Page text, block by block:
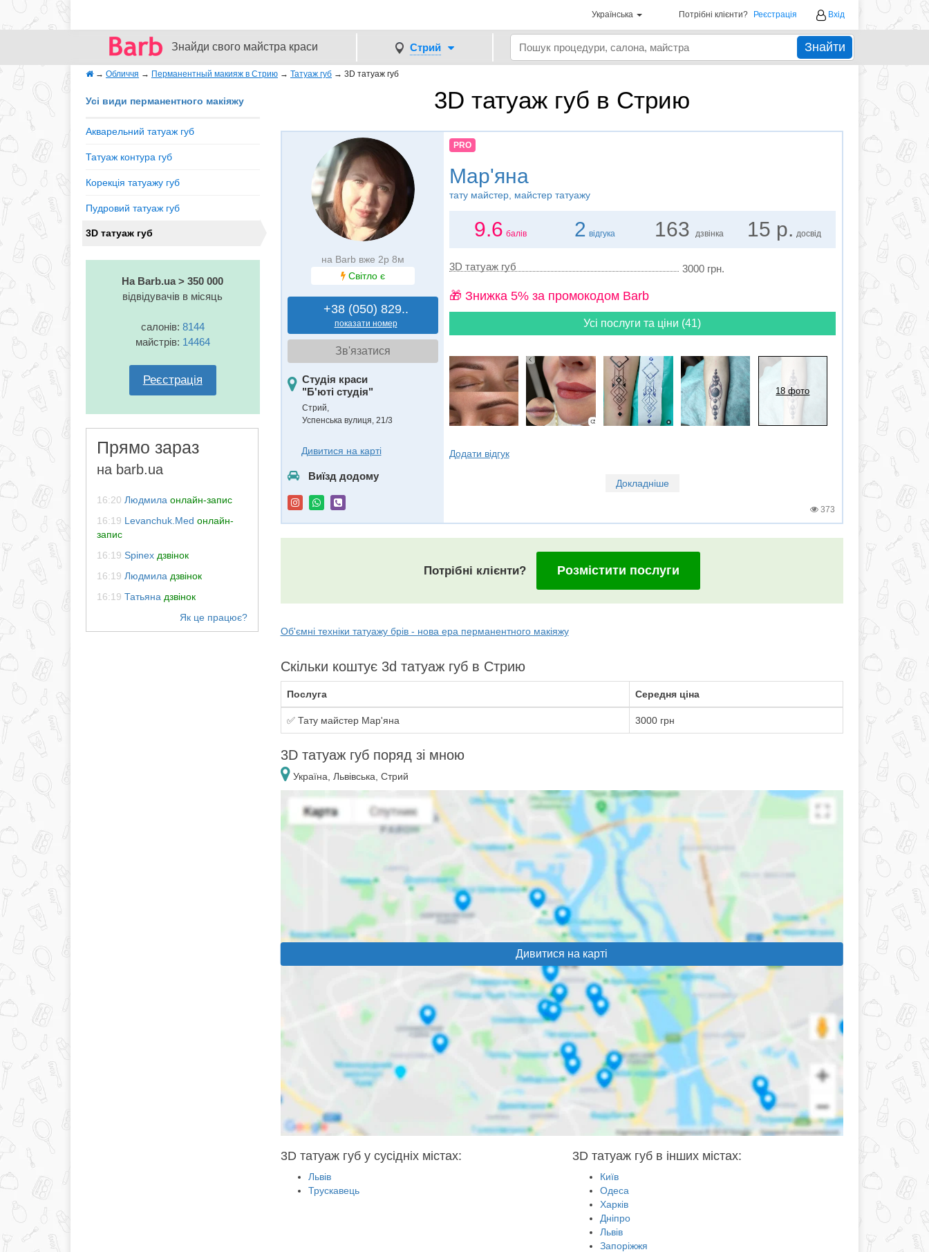
Українська Потрібні клієнти? Реєстрація Вхід
Знайди свого майстра краси Стрий Знайти
→ Обличчя → Перманентный макияж в Стрию → Татуаж губ → 3D татуаж губ
3D татуаж губ в Стрию
Усі види перманентного макіяжу
Акварельний татуаж губ
Татуаж контура губ
Корекція татуажу губ
Пудровий татуаж губ
3D татуаж губ
На Barb.ua > 350 000
відвідувачів в місяць
салонів: 8144
майстрів: 14464
Реєстрація
Прямо зараз
на barb.ua
16:20 Людмила онлайн-запис
16:19 Levanchuk.Med онлайн-
запис
16:19 Spinex дзвінок
16:19 Людмила дзвінок
16:19 Татьяна дзвінок
на Barb вже 2р 8м
Світло є
+38 (050) 829..
показати номер
Зв'язатися
Студія краси
"Б'юті студія"
Стрий,
Успенська вулиця, 21/3
Дивитися на карті
Виїзд додому
PRO
Мар'яна
тату майстер, майстер татуажу
9.6 балів 2 відгука 163 дзвінка 15 р. досвід
3D татуаж губ 3000 грн.
🎁 Знижка 5% за промокодом Barb
Усі послуги та ціни (41)
18 фото
Додати відгук
Докладніше
373
Потрібні клієнти? Розмістити послуги
Об'ємні техніки татуажу брів - нова ера перманентного макіяжу
Скільки коштує 3d татуаж губ в Стрию
Послуга Середня ціна
✅ Тату майстер Мар'яна 3000 грн
3D татуаж губ поряд зі мною
Україна, Львівська, Стрий
Дивитися на карті
3D татуаж губ у сусідніх містах:
Львів
Трускавець
3D татуаж губ в інших містах:
Київ
Одеса
Харків
Дніпро
Львів
Запоріжжя